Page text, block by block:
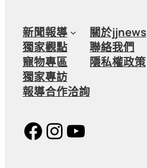
新聞報導
獨家觀點
寵物專區
獨家專訪
報導合作洽詢
關於jjnews
聯絡我們
隱私權政策
Facebook
Instagram
YouTube